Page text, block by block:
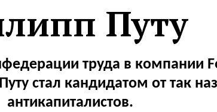
Путу
труда в компании
стал кандидатом от так
антикапиталистов.